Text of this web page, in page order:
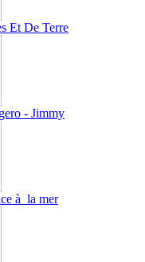
Et De Terre
- Jimmy
à la mer